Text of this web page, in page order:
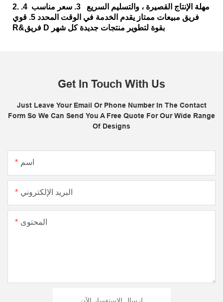
2. مهلة الإنتاج القصيرة ، والتسليم السريع 3. سعر مناسب 4.
فريق مبيعات ممتاز يقدم الخدمة في الوقت المحدد 5. قوي
R&فريق D بقوة لتطوير منتجات جديدة كل شهر
Get In Touch With Us
Just Leave Your Email Or Phone Number In The Contact
Form So We Can Send You A Free Quote For Our Wide Range
Of Designs
اسم
البريد الإلكتروني
المحتوى